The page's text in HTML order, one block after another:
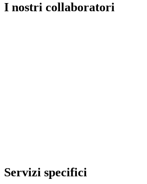
I nostri collaboratori
Servizi specifici